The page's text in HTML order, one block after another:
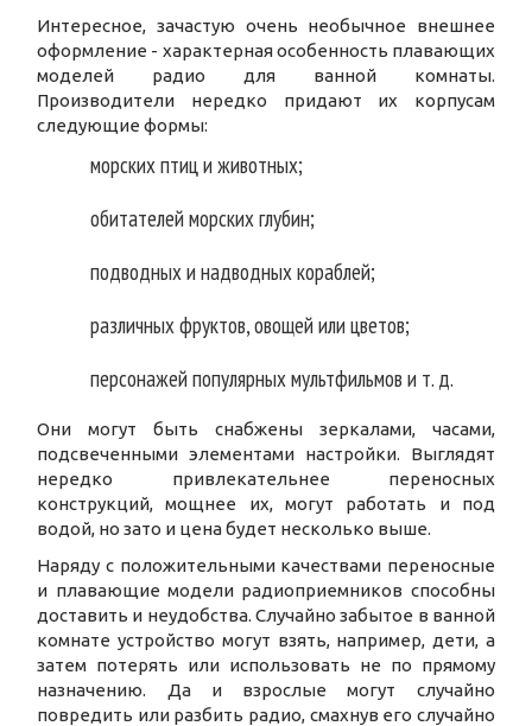
Интересное, зачастую очень необычное внешнее
оформление - характерная особенность плавающих
моделей радио для ванной комнаты.
Производители нередко придают их корпусам
следующие формы:
морских птиц и животных;
обитателей морских глубин;
подводных и надводных кораблей;
различных фруктов, овощей или цветов;
персонажей популярных мультфильмов и т. д.
Они могут быть снабжены зеркалами, часами,
подсвеченными элементами настройки. Выглядят
нередко привлекательнее переносных
конструкций, мощнее их, могут работать и под
водой, но зато и цена будет несколько выше.
Наряду с положительными качествами переносные
и плавающие модели радиоприемников способны
доставить и неудобства. Случайно забытое в ванной
комнате устройство могут взять, например, дети, а
затем потерять или использовать не по прямому
назначению. Да и взрослые могут случайно
повредить или разбить радио, смахнув его случайно